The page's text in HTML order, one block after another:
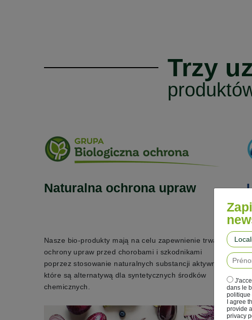
Trzy
Naturalna ochrona upraw
Nasze bio-produkty mają na celu zapewnienie trwałej
ochrony upraw przed chorobami i szkodnikami
poprzez stosowanie naturalnych substancji aktywnych,
które są alternatywą dla syntetycznych środków
chemicznych.
dans le
politique
I agree
provide
privacy